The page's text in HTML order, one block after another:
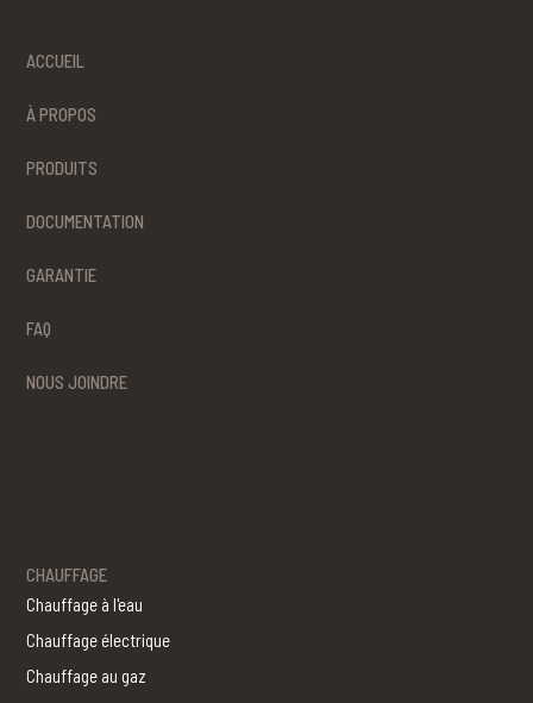
ACCUEIL
À PROPOS
PRODUITS
DOCUMENTATION
GARANTIE
FAQ
NOUS JOINDRE
CHAUFFAGE
Chauffage à l'eau
Chauffage électrique
Chauffage au gaz